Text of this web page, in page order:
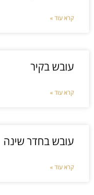
קרא עוד »
עובש בקיר
קרא עוד »
עובש בחדר שינה
קרא עוד »